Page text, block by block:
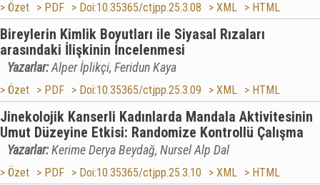
> Özet > PDF > Doi:10.35365/ctjpp.25.3.08 > XML > HTML
Bireylerin Kimlik Boyutları ile Siyasal Rızaları
arasındaki İlişkinin İncelenmesi
Yazarlar:Alper İplikçi, Feridun Kaya
> Özet > PDF > Doi:10.35365/ctjpp.25.3.09 > XML > HTML
Jinekolojik Kanserli Kadınlarda Mandala Aktivitesinin
Umut Düzeyine Etkisi: Randomize Kontrollü Çalışma
Yazarlar:Kerime Derya Beydağ, Nursel Alp Dal
> Özet > PDF > Doi:10.35365/ctjpp.25.3.10 > XML > HTML